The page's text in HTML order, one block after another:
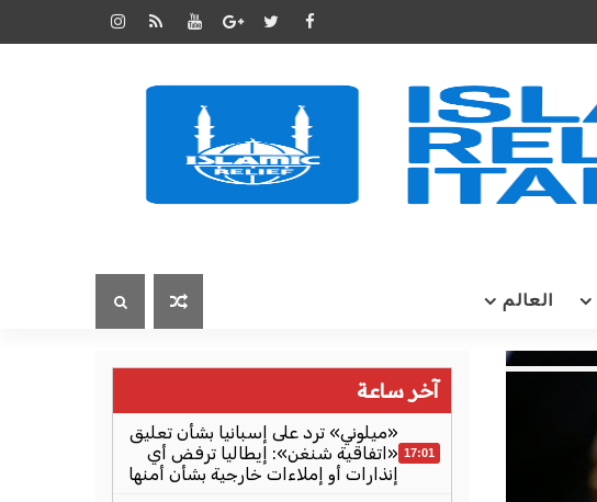
العالم
آخر ساعة
17:01
«ميلوني» ترد على إسبانيا بشأن تعليق
«اتفاقية شنغن»: إيطاليا ترفض أي
إنذارات أو إملاءات خارجية بشأن أمنها